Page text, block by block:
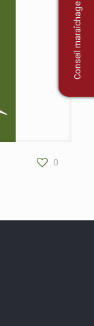
0
Conseil maraîchage